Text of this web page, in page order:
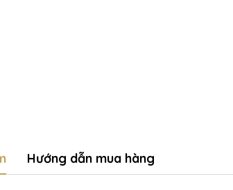
Hướng dẫn mua hàng